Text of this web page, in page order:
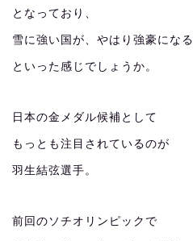
となっており、
雪に強い国が、やはり強豪になる
といった感じでしょうか。
日本の金メダル候補として
もっとも注目されているのが
羽生結弦選手。
前回のソチオリンピックで